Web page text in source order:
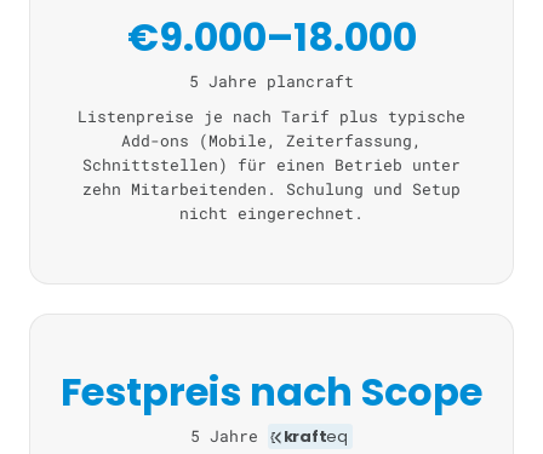
€9.000–18.000
5 Jahre plancraft
Listenpreise je nach Tarif plus typische
Add-ons (Mobile, Zeiterfassung,
Schnittstellen) für einen Betrieb unter
zehn Mitarbeitenden. Schulung und Setup
nicht eingerechnet.
Festpreis nach Scope
5 Jahre krafteq